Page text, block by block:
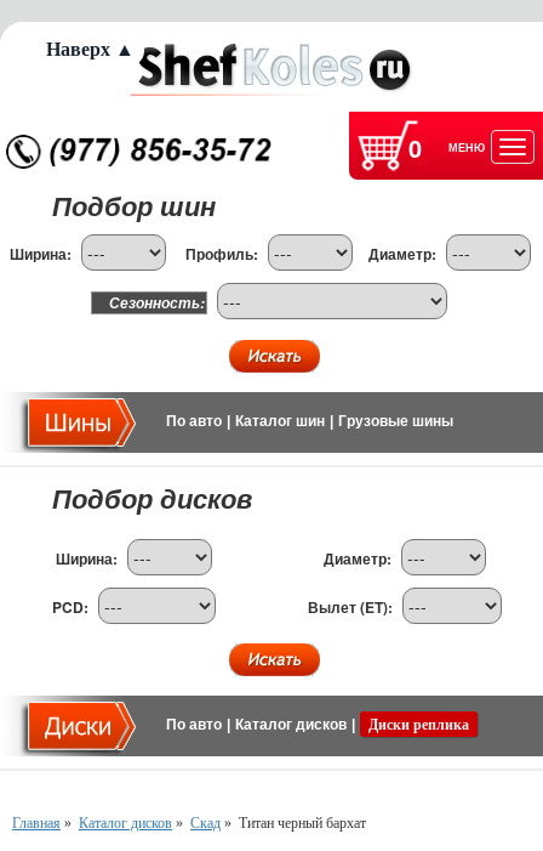
0 МЕНЮ
Подбор шин
Ширина: Профиль: Диаметр:
Сезонность:
По авто Каталог шин Грузовые шины
Подбор дисков
Ширина: Диаметр:
PCD: Вылет (ET):
По авто Каталог дисков Диски реплика
Главная » Каталог дисков » Скад » Титан черный бархат
Наверх ▲